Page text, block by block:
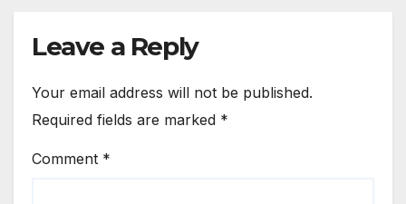
Leave a Reply
Your email address will not be published.
Required fields are marked *
Comment *